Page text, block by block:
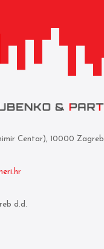
Centar), 10000 Zagreb
d.d.